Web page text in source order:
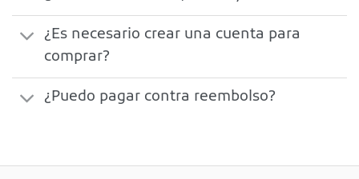
¿Es necesario crear una cuenta para
comprar?
¿Puedo pagar contra reembolso?